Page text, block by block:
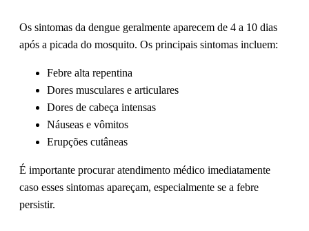
Os sintomas da dengue geralmente aparecem de 4 a 10 dias
após a picada do mosquito. Os principais sintomas incluem:
Febre alta repentina
Dores musculares e articulares
Dores de cabeça intensas
Náuseas e vômitos
Erupções cutâneas
É importante procurar atendimento médico imediatamente
caso esses sintomas apareçam, especialmente se a febre
persistir.